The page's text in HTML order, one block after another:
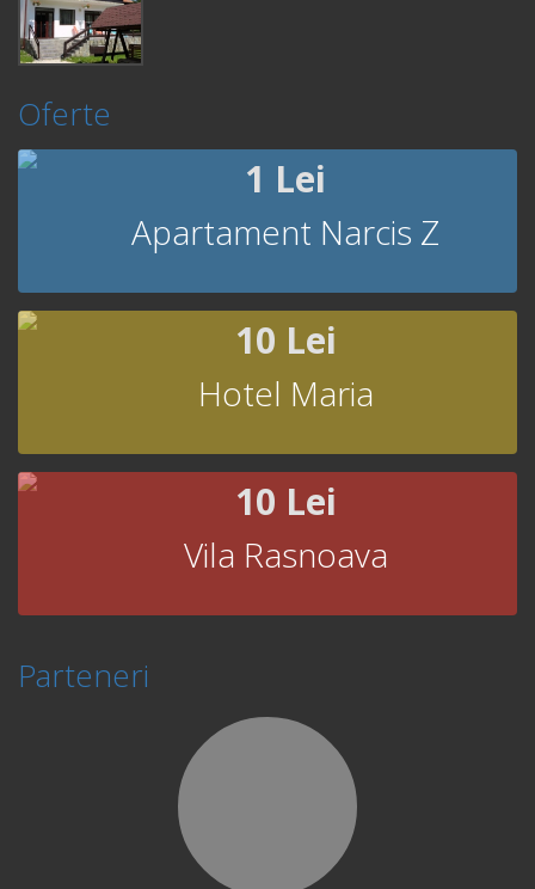
Oferte
1 Lei
Apartament Narcis Z
10 Lei
Hotel Maria
10 Lei
Vila Rasnoava
Parteneri